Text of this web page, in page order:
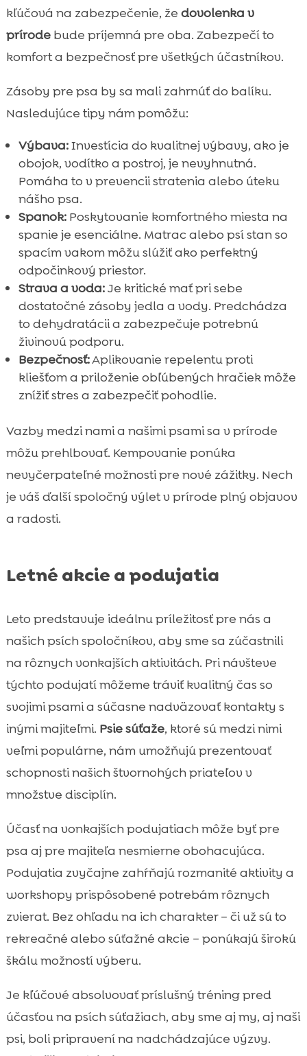
kľúčová na zabezpečenie, že dovolenka v
prírodebude príjemná pre oba. Zabezpečí to
komfort a bezpečnosť pre všetkých účastníkov.
Zásoby pre psa by sa mali zahrnúť do balíku.
Nasledujúce tipy nám pomôžu:
Výbava:Investícia do kvalitnej výbavy, ako je
obojok, vodítko a postroj, je nevyhnutná.
Pomáha to v prevencii stratenia alebo úteku
nášho psa.
Spanok:Poskytovanie komfortného miesta na
spanie je esenciálne. Matrac alebo psí stan so
spacím vakom môžu slúžiť ako perfektný
odpočinkový priestor.
Strava a voda:Je kritické mať pri sebe
dostatočné zásoby jedla a vody. Predchádza
to dehydratácii a zabezpečuje potrebnú
živinovú podporu.
Bezpečnosť:Aplikovanie repelentu proti
kliešťom a priloženie obľúbených hračiek môže
znížiť stres a zabezpečiť pohodlie.
Vazby medzi nami a našimi psami sa v prírode
môžu prehlbovať. Kempovanie ponúka
nevyčerpateľné možnosti pre nové zážitky. Nech
je váš ďalší spoločný výlet v prírode plný objavov
a radosti.
Letné akcie a podujatia
Leto predstavuje ideálnu príležitosť pre nás a
našich psích spoločníkov, aby sme sa zúčastnili
na rôznych vonkajších aktivitách. Pri návšteve
týchto podujatí môžeme tráviť kvalitný čas so
svojimi psami a súčasne nadväzovať kontakty s
inými majiteľmi. Psie súťaže, ktoré sú medzi nimi
veľmi populárne, nám umožňujú prezentovať
schopnosti našich štvornohých priateľov v
množstve disciplín.
Účasť na vonkajších podujatiach môže byť pre
psa aj pre majiteľa nesmierne obohacujúca.
Podujatia zvyčajne zahŕňajú rozmanité aktivity a
workshopy prispôsobené potrebám rôznych
zvierat. Bez ohľadu na ich charakter – či už sú to
rekreačné alebo súťažné akcie – ponúkajú širokú
škálu možností výberu.
Je kľúčové absolvovať príslušný tréning pred
účasťou na psích súťažiach, aby sme aj my, aj naši
psi, boli pripravení na nadchádzajúce výzvy.